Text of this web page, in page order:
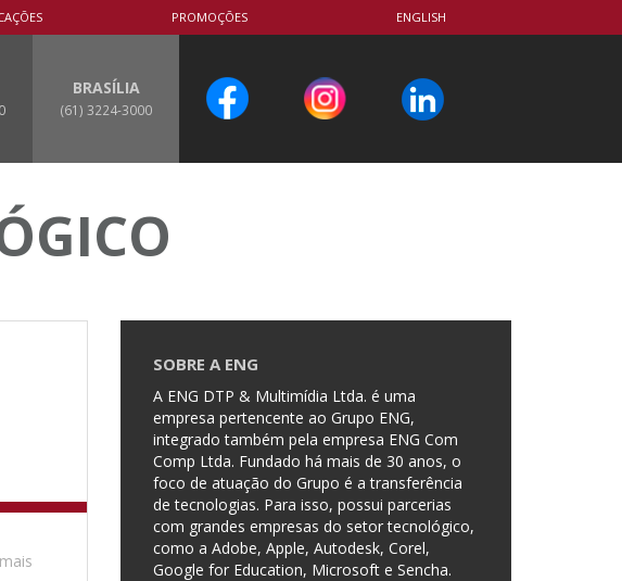
PROMOÇÕES ENGLISH
BRASÍLIA
(61) 3224-3000
SOBRE A ENG
A ENG DTP & Multimídia Ltda. é uma
empresa pertencente ao Grupo ENG,
integrado também pela empresa ENG Com
Comp Ltda. Fundado há mais de 30 anos, o
foco de atuação do Grupo é a transferência
de tecnologias. Para isso, possui parcerias
com grandes empresas do setor tecnológico,
como a Adobe, Apple, Autodesk, Corel,
Google for Education, Microsoft e Sencha.